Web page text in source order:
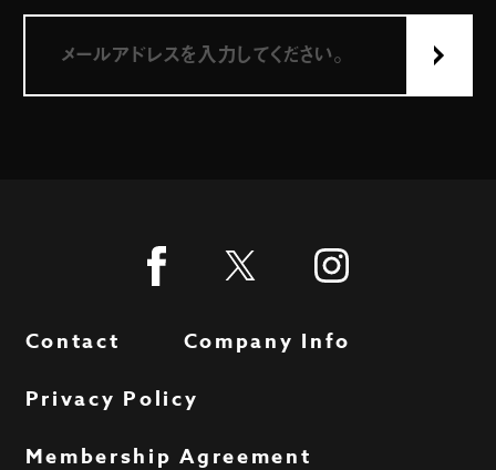
Contact
Company Info
Privacy Policy
Membership Agreement